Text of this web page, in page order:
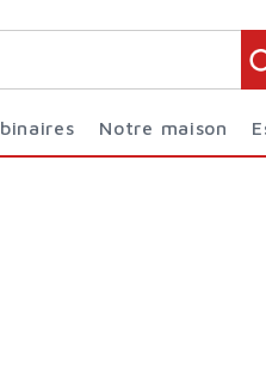
Notre maison